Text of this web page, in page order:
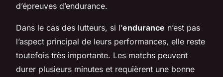
d’épreuves d’endurance.
Dans le cas des lutteurs, si l’endurance n’est pas
l’aspect principal de leurs performances, elle reste
toutefois très importante. Les matchs peuvent
durer plusieurs minutes et requièrent une bonne